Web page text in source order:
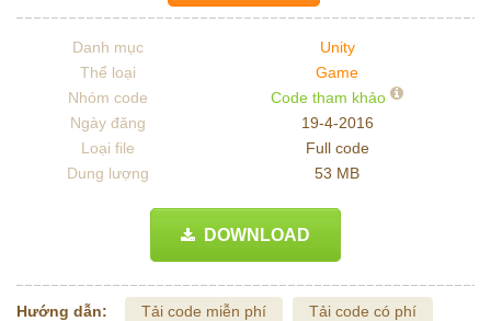
Danh mục
Unity
Thể loại
Game
Nhóm code
Code tham khảo
Ngày đăng
19-4-2016
Loại file
Full code
Dung lượng
53 MB
DOWNLOAD
Hướng dẫn: Tải code miễn phí
Tải code có phí